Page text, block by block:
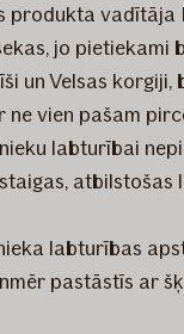
produkta vadītāja
jo pietiekami
un Velsas korgiji,
ne vien pašam
labturībai
atbilstošas
labturības
pastāstīs ar